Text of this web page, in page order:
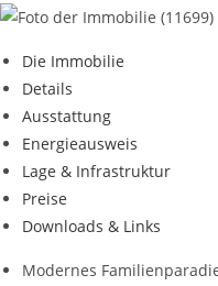
Die Immobilie
Details
Ausstattung
Energieausweis
Lage & Infrastruktur
Preise
Downloads & Links
Modernes